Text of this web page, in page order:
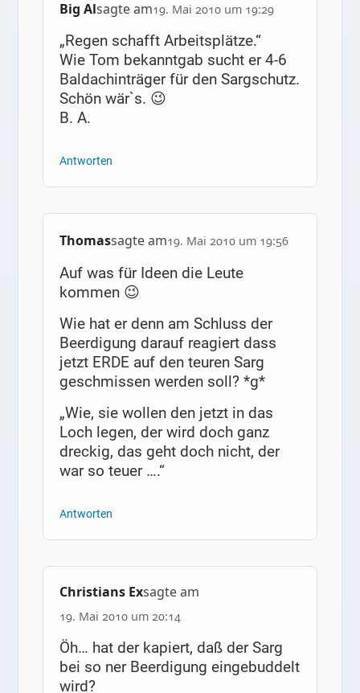
Big Alsagte am19. Mai 2010 um 19:29
„Regen schafft Arbeitsplätze.“
Wie Tom bekanntgab sucht er 4-6
Baldachinträger für den Sargschutz.
Schön wär`s. 😉
B. A.
Antworten
Thomassagte am19. Mai 2010 um 19:56
Auf was für Ideen die Leute
kommen 😉
Wie hat er denn am Schluss der
Beerdigung darauf reagiert dass
jetzt ERDE auf den teuren Sarg
geschmissen werden soll? *g*
„Wie, sie wollen den jetzt in das
Loch legen, der wird doch ganz
dreckig, das geht doch nicht, der
war so teuer ….“
Antworten
Christians Exsagte am
19. Mai 2010 um 20:14
Öh… hat der kapiert, daß der Sarg
bei so ner Beerdigung eingebuddelt
wird?